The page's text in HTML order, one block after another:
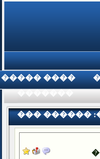
���� �����
��� ������